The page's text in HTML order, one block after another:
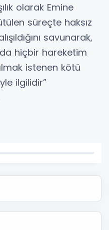
olarak Emine
süreçte haksız
savunarak,
hiçbir hareketim
istenen kötü
ilgilidir”